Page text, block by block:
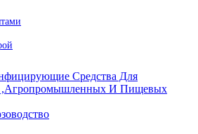
Средства Для
,агропромышленных И Пищевых